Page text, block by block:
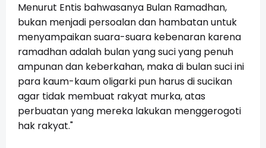
Menurut Entis bahwasanya Bulan Ramadhan,
bukan menjadi persoalan dan hambatan untuk
menyampaikan suara-suara kebenaran karena
ramadhan adalah bulan yang suci yang penuh
ampunan dan keberkahan, maka di bulan suci ini
para kaum-kaum oligarki pun harus di sucikan
agar tidak membuat rakyat murka, atas
perbuatan yang mereka lakukan menggerogoti
hak rakyat."